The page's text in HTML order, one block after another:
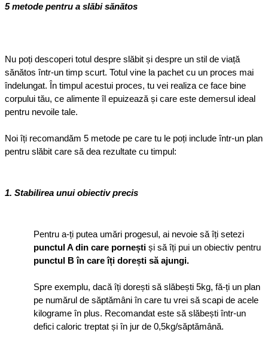
5 metode pentru a slăbi sănătos
Nu poți descoperi totul despre slăbit și despre un stil de viață
sănătos într-un timp scurt. Totul vine la pachet cu un proces mai
îndelungat. În timpul acestui proces, tu vei realiza ce face bine
corpului tău, ce alimente îl epuizează și care este demersul ideal
pentru nevoile tale.
Noi îți recomandăm 5 metode pe care tu le poți include într-un plan
pentru slăbit care să dea rezultate cu timpul:
1. Stabilirea unui obiectiv precis
punctul A din care pornești
punctul B în care îți dorești să ajungi.
Spre exemplu, dacă îți dorești să slăbești 5kg, fă-ți un plan
pe numărul de săptămâni în care tu vrei să scapi de acele
kilograme în plus. Recomandat este să slăbești într-un
defici caloric treptat și în jur de 0,5kg/săptămână.